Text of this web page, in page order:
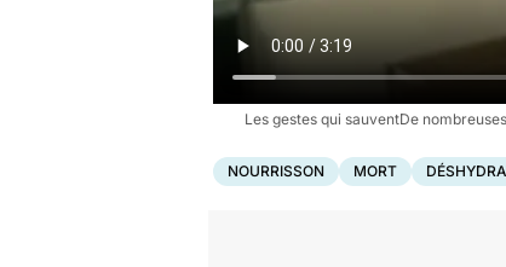
Les gestes qui sauventDe
NOURRISSON
MORT